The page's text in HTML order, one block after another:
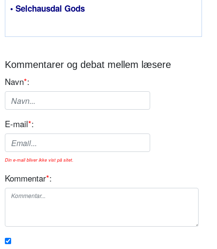
• Selchausdal Gods
Kommentarer og debat mellem læsere
Navn*:
E-mail*:
Din e-mail bliver ikke vist på sitet.
Kommentar*: